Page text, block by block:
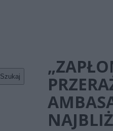
Szukaj